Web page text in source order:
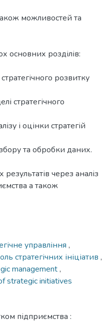
можливостей та
основних розділів:
розвитку
стратегічного
і оцінки стратегій
та обробки даних.
через аналіз
а також
управління ,
стратегічних ініціатив ,
management,
strategic initiatives
підприємства :